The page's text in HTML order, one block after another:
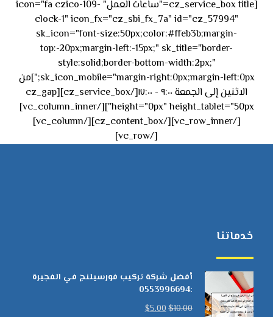
[cz_service_box title="ساعات العمل" icon="fa czico-109-
clock-1" icon_fx="cz_sbi_fx_7a" id="cz_57994"
sk_icon="font-size:50px;color:#ffeb3b;margin-
top:-20px;margin-left:-15px;" sk_title="border-
style:solid;border-bottom-width:2px;"
sk_icon_mobile="margin-right:0px;margin-left:0px;"]من
الاثنين إلى الجمعة ٩:٠٠ - ١٧:٠٠[/cz_service_box][cz_gap
height="0px" height_tablet="50px"][/vc_column_inner]
[/vc_row_inner][/cz_content_box][/vc_column]
[/vc_row]
خدماتنا
أفضل شركة تركيب فورسيلنج في الفجيرة
:0553996694
$10.00
$5.00